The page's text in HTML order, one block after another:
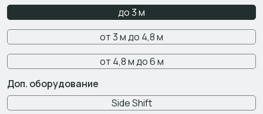
до 3 м
от 3 м до 4,8 м
от 4,8 м до 6 м
Доп. оборудование
Side Shift